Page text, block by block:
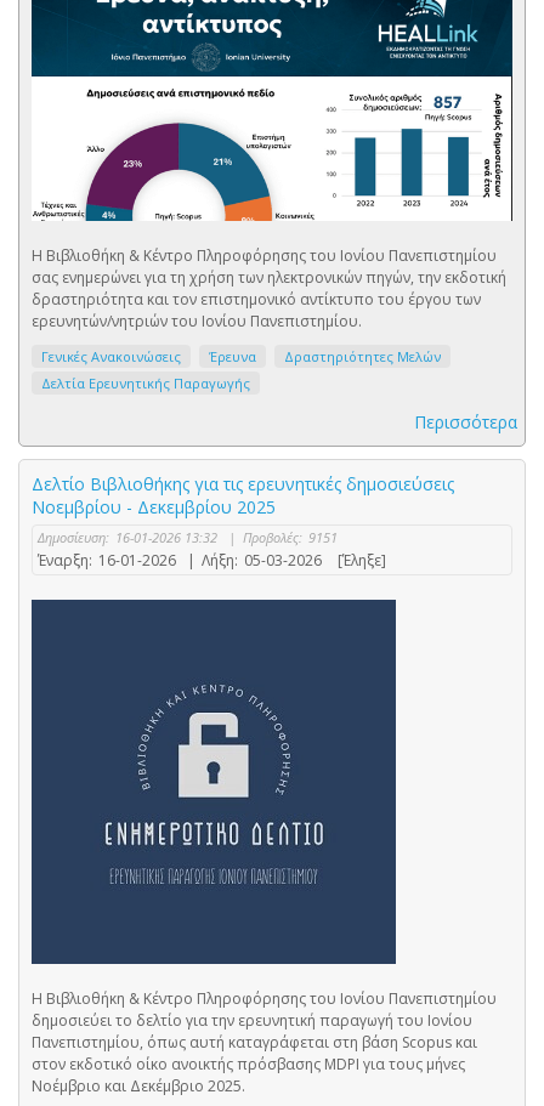
Η Βιβλιοθήκη & Κέντρο Πληροφόρησης του Ιονίου Πανεπιστημίου
σας ενημερώνει για τη χρήση των ηλεκτρονικών πηγών, την εκδοτική
δραστηριότητα και τον επιστημονικό αντίκτυπο του έργου των
ερευνητών/νητριών του Ιονίου Πανεπιστημίου.
Γενικές Ανακοινώσεις Έρευνα
Δραστηριότητες Μελών
Δελτία Ερευνητικής Παραγωγής
Περισσότερα
Δελτίο Βιβλιοθήκης για τις ερευνητικές δημοσιεύσεις
Νοεμβρίου - Δεκεμβρίου 2025
Δημοσίευση: 16-01-2026 13:32 | Προβολές: 9151
Έναρξη: 16-01-2026 | Λήξη: 05-03-2026 [Έληξε]
Η Βιβλιοθήκη & Κέντρο Πληροφόρησης του Ιονίου Πανεπιστημίου
δημοσιεύει το δελτίο για την ερευνητική παραγωγή του Ιονίου
Πανεπιστημίου, όπως αυτή καταγράφεται στη βάση Scopus και
στον εκδοτικό οίκο ανοικτής πρόσβασης MDPI για τους μήνες
Νοέμβριο και Δεκέμβριο 2025.